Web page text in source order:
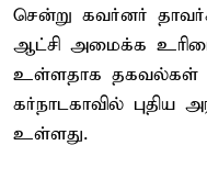
சென்று கவர்னர்
ஆட்சி அமைக்க
உள்ளதாக தகவல்கள்
கர்நாடகாவில்
உள்ளது.